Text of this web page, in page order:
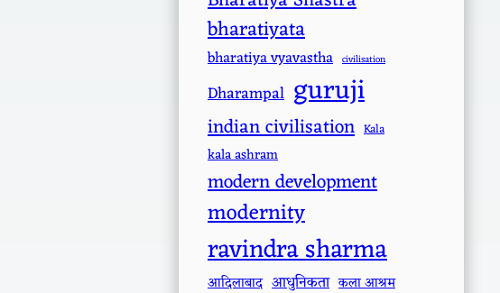
bharatiyata
bharatiya vyavastha civilisation
Dharampal guruji
indian civilisation Kala
kala ashram
modern development
modernity
ravindra sharma
आदिलाबाद आधुनिकता कला आश्रम